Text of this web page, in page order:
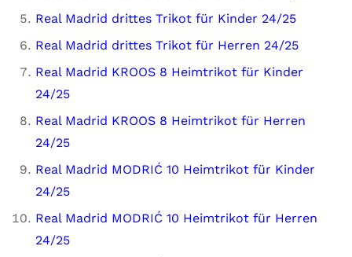
Real Madrid drittes Trikot für Kinder 24/25
Real Madrid drittes Trikot für Herren 24/25
Real Madrid KROOS 8 Heimtrikot für Kinder
24/25
Real Madrid KROOS 8 Heimtrikot für Herren
24/25
Real Madrid MODRIĆ 10 Heimtrikot für Kinder
24/25
Real Madrid MODRIĆ 10 Heimtrikot für Herren
24/25